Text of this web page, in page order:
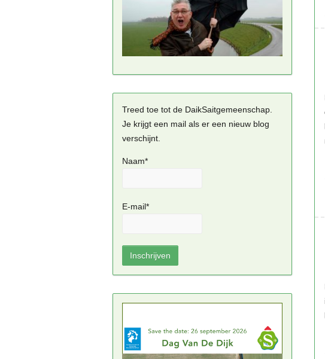
Treed toe tot de DaikSaitgemeenschap.
Je krijgt een mail als er een nieuw blog
verschijnt.
Naam*
E-mail*